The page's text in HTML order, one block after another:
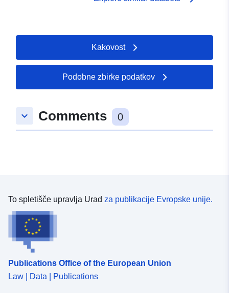
Kakovost
Podobne zbirke podatkov
keyboard_arrow_down Comments 0
To spletišče upravlja Urad za publikacije Evropske unije.
Publications Office of the European Union
Law | Data | Publications